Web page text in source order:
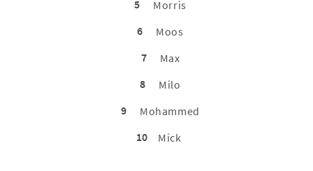
5
Morris
6
Moos
7
Max
8
Milo
9
Mohammed
10
Mick